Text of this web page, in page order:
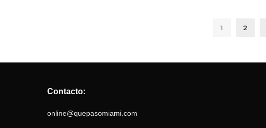
1 2
Contacto:
online@quepasomiami.com